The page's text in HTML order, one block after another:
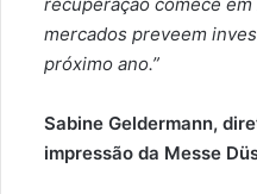
recuperação comece
mercados preveem
próximo ano.”
Sabine Geldermann,
impressão da Messe